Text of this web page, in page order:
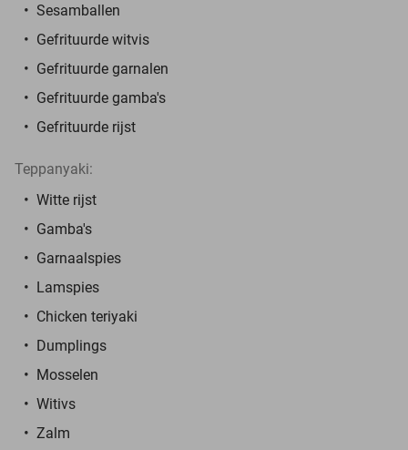
Sesamballen
Gefrituurde witvis
Gefrituurde garnalen
Gefrituurde gamba's
Gefrituurde rijst
Teppanyaki:
Witte rijst
Gamba's
Garnaalspies
Lamspies
Chicken teriyaki
Dumplings
Mosselen
Witivs
Zalm